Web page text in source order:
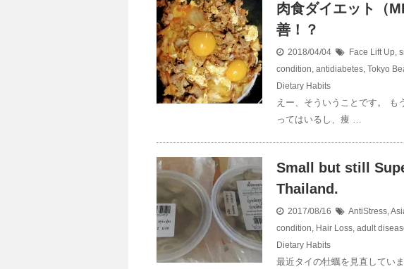
肉食ダイエット（
善！？
2018/04/04 Face Lift Up,
condition, antidiabetes, Tokyo
Dietary Habits
えー、そういうことです。 も
ってはいるし、痩 …
Small but still
Thailand.
2017/08/16 AntiStress,
condition, Hair Loss, adult
Dietary Habits
最近タイの牡蠣を見直して